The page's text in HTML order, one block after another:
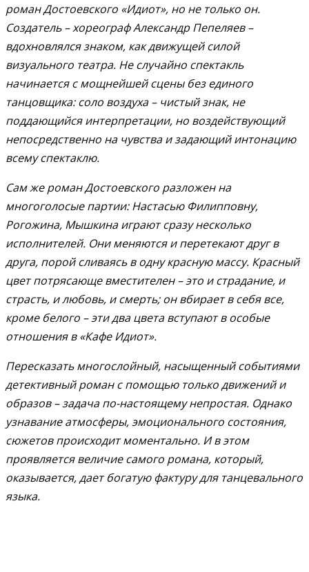
роман Достоевского «Идиот», но не только он.
Создатель – хореограф Александр Пепеляев –
вдохновлялся знаком, как движущей силой
визуального театра. Не случайно спектакль
начинается с мощнейшей сцены без единого
танцовщика: соло воздуха – чистый знак, не
поддающийся интерпретации, но воздействующий
непосредственно на чувства и задающий интонацию
всему спектаклю.
Сам же роман Достоевского разложен на
многоголосые партии: Настасью Филипповну,
Рогожина, Мышкина играют сразу несколько
исполнителей. Они меняются и перетекают друг в
друга, порой сливаясь в одну красную массу. Красный
цвет потрясающе вместителен – это и страдание, и
страсть, и любовь, и смерть; он вбирает в себя все,
кроме белого – эти два цвета вступают в особые
отношения в «Кафе Идиот».
Пересказать многослойный, насыщенный событиями
детективный роман с помощью только движений и
образов – задача по-настоящему непростая. Однако
узнавание атмосферы, эмоционального состояния,
сюжетов происходит моментально. И в этом
проявляется величие самого романа, который,
оказывается, дает богатую фактуру для танцевального
языка.